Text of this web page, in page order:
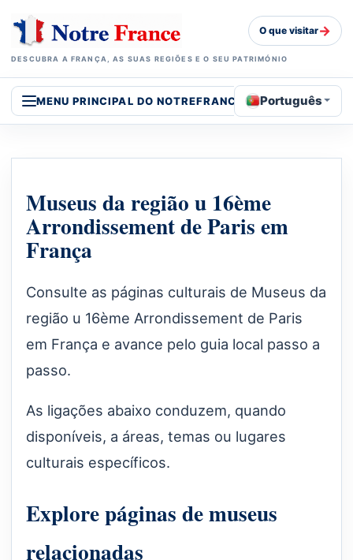
DESCUBRA A FRANÇA, AS SUAS REGIÕES E O SEU PATRIMÓNIO
O que visitar→
MENU PRINCIPAL DO NOTREFRANCE Português
Museus da região u 16ème
Arrondissement de Paris em
França
Consulte as páginas culturais de Museus da
região u 16ème Arrondissement de Paris
em França e avance pelo guia local passo a
passo.
As ligações abaixo conduzem, quando
disponíveis, a áreas, temas ou lugares
culturais específicos.
Explore páginas de museus
relacionadas